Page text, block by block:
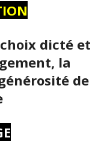
choix dicté et
la
de